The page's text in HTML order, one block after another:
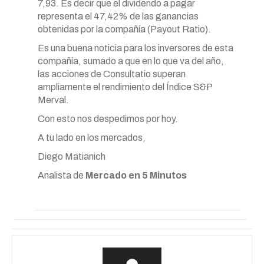
7,93. Es decir que el dividendo a pagar
representa el 47,42% de las ganancias
obtenidas por la compañía (Payout Ratio).
Es una buena noticia para los inversores de esta
compañía, sumado a que en lo que va del año,
las acciones de Consultatio superan
ampliamente el rendimiento del Índice S&P
Merval.
Con esto nos despedimos por hoy.
A tu lado en los mercados,
Diego Matianich
Analista de Mercado en 5 Minutos